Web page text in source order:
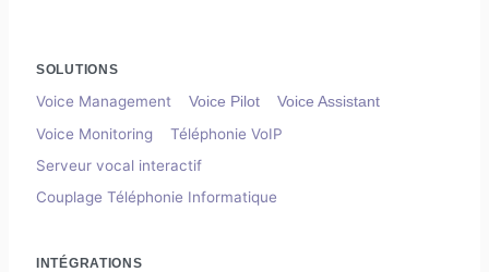
SOLUTIONS
Voice Management Voice Pilot Voice Assistant
Voice Monitoring
Téléphonie VoIP
Serveur vocal interactif
Couplage Téléphonie Informatique
INTÉGRATIONS